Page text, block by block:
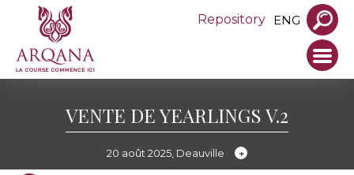
Repository ENG
VENTE DE YEARLINGS V.2
20 août 2025, Deauville